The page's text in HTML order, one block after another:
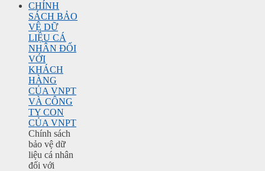
CHÍNH
SÁCH BẢO
VỆ DỮ
LIỆU CÁ
NHÂN ĐỐI
VỚI
KHÁCH
HÀNG
CỦA VNPT
VÀ CÔNG
TY CON
CỦA VNPT
Chính sách
bảo vệ dữ
liệu cá nhân
đối với